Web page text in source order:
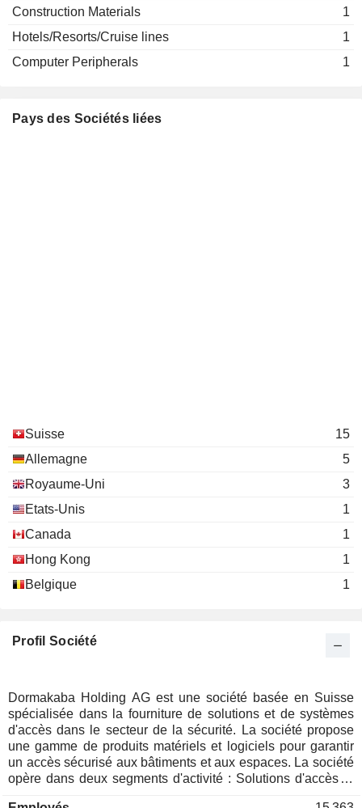
Construction Materials
1
Hotels/Resorts/Cruise lines
1
Computer Peripherals
1
Pays des Sociétés liées
Suisse
15
Allemagne
5
Royaume-Uni
3
Etats-Unis
1
Canada
1
Hong Kong
1
Belgique
1
Profil Société
Dormakaba Holding AG est une société basée en Suisse
spécialisée dans la fourniture de solutions et de systèmes
d'accès dans le secteur de la sécurité. La société propose
une gamme de produits matériels et logiciels pour garantir
un accès sécurisé aux bâtiments et aux espaces. La société
opère dans deux segments d'activité : Solutions d'accès et